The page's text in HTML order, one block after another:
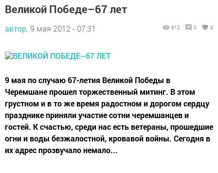
Великой Победе–67 лет
автор, 9 мая 2012 - 07:31 912 0 0
9 мая по случаю 67-летия Великой Победы в
Черемшане прошел торжественный митинг. В этом
грустном и в то же время радостном и дорогом сердцу
празднике приняли участие сотни черемшанцев и
гостей. К счастью, среди нас есть ветераны, прошедшие
огни и воды безжалостной, кровавой войны. Сегодня в
их адрес прозвучало немало...